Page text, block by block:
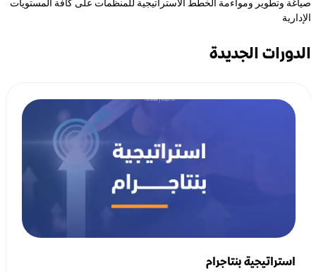
صياغة وتطوير ومواءمة الخطط الاستراتيجية للمنظمات على كافة المستويات
الإدارية
الدورات الجديدة
استراتيجية بنتاجرام